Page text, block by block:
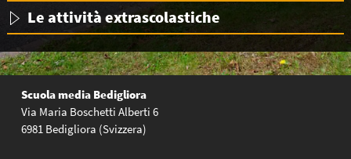
Le attività extrascolastiche
Scuola media Bedigliora
Via Maria Boschetti Alberti 6
6981 Bedigliora (Svizzera)